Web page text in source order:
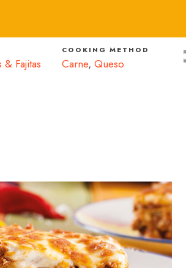
& Fajitas
COOKING METHOD
Carne, Queso